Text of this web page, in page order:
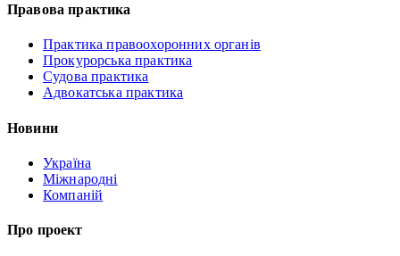
Правова практика
Практика правоохоронних органів
Прокурорська практика
Судова практика
Адвокатська практика
Новини
Україна
Міжнародні
Компаній
Про проект